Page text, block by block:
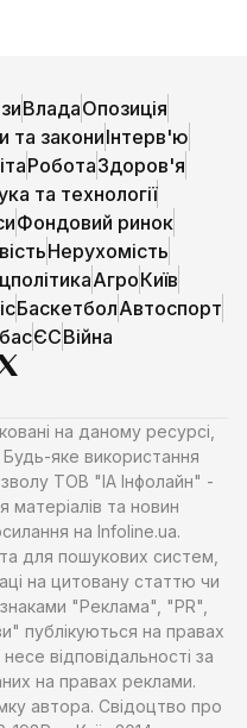
ВладаОпозиція
та закониІнтерв'ю
РоботаЗдоров'я
та технології
Фондовий ринок
Нерухомість
АгроКиїв
БаскетболАвтоспорт
ЄСВійна
на даному ресурсі,
яке використання
ТОВ "ІА Інфолайн" -
матеріалів та новин
на Infoline.ua.
для пошукових систем,
на цитовану статтю чи
"Реклама", "PR",
публікуються на правах
відповідальності за
на правах реклами.
автора. Свідоцтво про